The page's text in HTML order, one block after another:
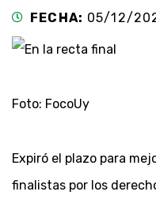
FECHA: 05/12/
Foto: FocoUy
Expiró el plazo para
finalistas por los